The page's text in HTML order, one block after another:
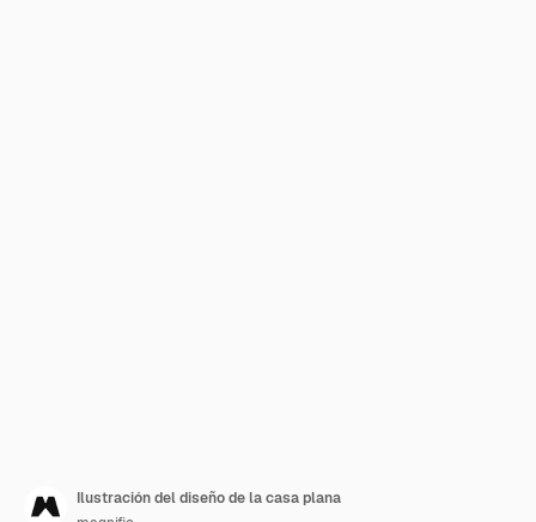
Ilustración del diseño de la casa plana